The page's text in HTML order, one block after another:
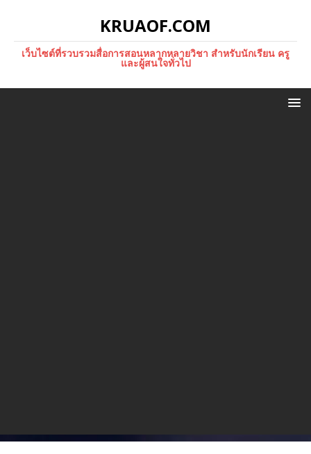
KRUAOF.COM
เว็บไซต์ที่รวบรวมสื่อการสอนหลากหลายวิชา สำหรับนักเรียน ครู
และผู้สนใจทั่วไป